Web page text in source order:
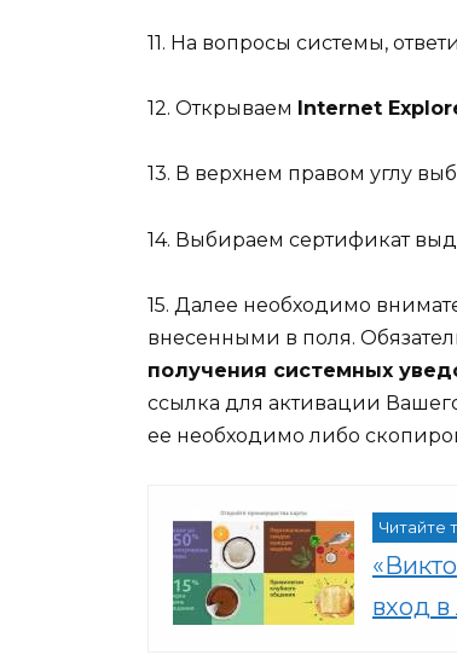
11. На вопросы системы,
12. Открываем Internet
13. В верхнем правом углу
14. Выбираем сертификат
15. Далее необходимо
внесенными в поля.
получения системных
ссылка для активации
ее необходимо либо
Читайте
вход